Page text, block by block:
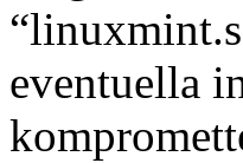
eventuella